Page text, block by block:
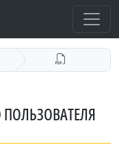
ПОЛЬЗОВАТЕЛЯ